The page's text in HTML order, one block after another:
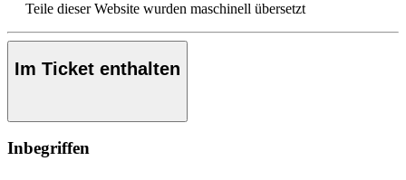
Teile dieser Website wurden maschinell übersetzt
Im Ticket enthalten
Inbegriffen